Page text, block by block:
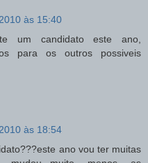
às 15:40
um candidato este ano,
para os outros possiveis
às 18:54
ano vou ter muitas